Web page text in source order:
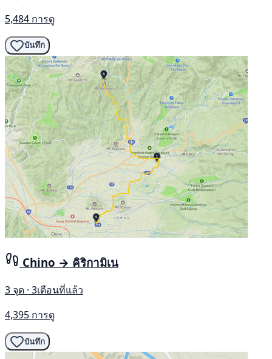
5,484 การดู
บันทึก
Chino → คิริกามิเน
3 จุด · 3เดือนที่แล้ว
4,395 การดู
บันทึก